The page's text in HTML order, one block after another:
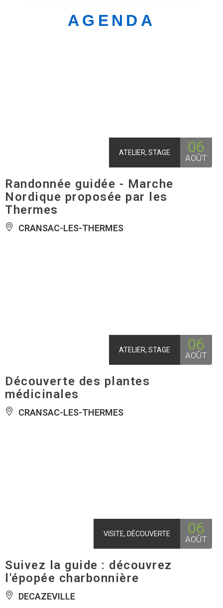
AGENDA
ATELIER, STAGE 06
AOÛT
Randonnée guidée - Marche
Nordique proposée par les
Thermes
CRANSAC-LES-THERMES
ATELIER, STAGE 06
AOÛT
Découverte des plantes
médicinales
CRANSAC-LES-THERMES
VISITE, DÉCOUVERTE 06
AOÛT
Suivez la guide : découvrez
l'épopée charbonnière
DECAZEVILLE